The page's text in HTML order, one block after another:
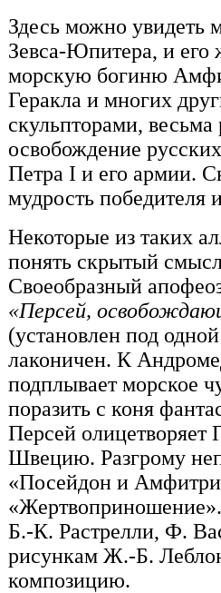
Здесь можно увидеть
Зевса-Юпитера, и
морскую богиню
Геракла и многих
скульпторами,
освобождение
Петра I и его армии.
мудрость победителя
Некоторые из таких
понять скрытый
Своеобразный
«Персей,
(установлен под
лаконичен. К
подплывает морское
поразить с коня
Персей
Швецию. Разгрому
«Посейдон и
Б.-К. Растрелли, Ф.
рисункам Ж.-Б.
композицию.